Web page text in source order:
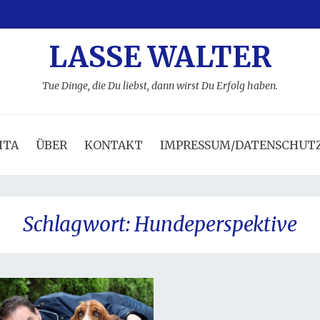
LASSE WALTER
Tue Dinge, die Du liebst, dann wirst Du Erfolg haben.
ÜBER KONTAKT IMPRESSUM/
Schlagwort:Hundeperspektive